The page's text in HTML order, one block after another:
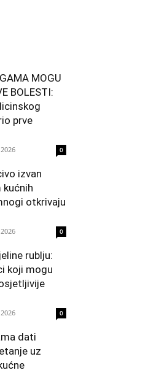
MOGU
BOLESTI:
prve
0
izvan
kućnih
otkrivaju
0
rublju:
koji mogu
0
dati
uz